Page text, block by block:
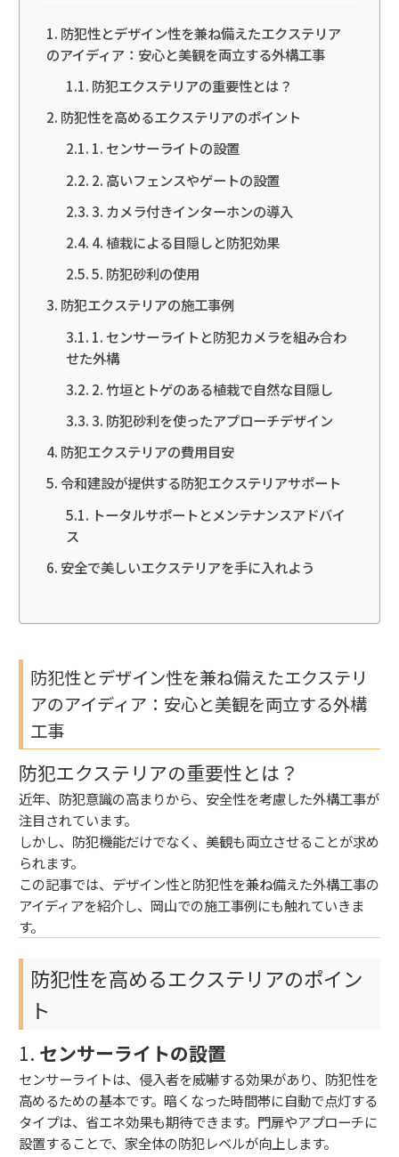
防犯性とデザイン性を兼ね備えたエクステリア
のアイディア：安心と美観を両立する外構工事
防犯エクステリアの重要性とは？
防犯性を高めるエクステリアのポイント
1. センサーライトの設置
2. 高いフェンスやゲートの設置
3. カメラ付きインターホンの導入
4. 植栽による目隠しと防犯効果
5. 防犯砂利の使用
防犯エクステリアの施工事例
1. センサーライトと防犯カメラを組み合わ
せた外構
2. 竹垣とトゲのある植栽で自然な目隠し
3. 防犯砂利を使ったアプローチデザイン
防犯エクステリアの費用目安
令和建設が提供する防犯エクステリアサポート
トータルサポートとメンテナンスアドバイ
ス
安全で美しいエクステリアを手に入れよう
防犯性とデザイン性を兼ね備えたエクステリ
アのアイディア：安心と美観を両立する外構
工事
防犯エクステリアの重要性とは？
近年、防犯意識の高まりから、安全性を考慮した外構工事が
注目されています。
しかし、防犯機能だけでなく、美観も両立させることが求め
られます。
この記事では、デザイン性と防犯性を兼ね備えた外構工事の
アイディアを紹介し、岡山での施工事例にも触れていきま
す。
防犯性を高めるエクステリアのポイン
ト
1. センサーライトの設置
センサーライトは、侵入者を威嚇する効果があり、防犯性を
高めるための基本です。暗くなった時間帯に自動で点灯する
タイプは、省エネ効果も期待できます。門扉やアプローチに
設置することで、家全体の防犯レベルが向上します。